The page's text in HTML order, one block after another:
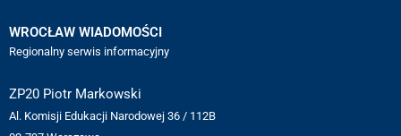
WROCŁAW WIADOMOŚCI
Regionalny serwis informacyjny
ZP20 Piotr Markowski
Al. Komisji Edukacji Narodowej 36 / 112B